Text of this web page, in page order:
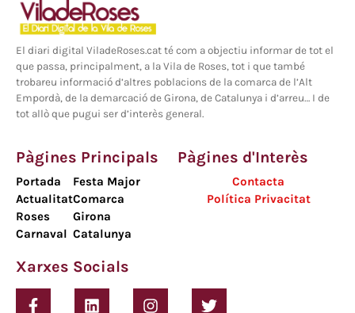
El diari digital ViladeRoses.cat té com a objectiu informar de tot el
que passa, principalment, a la Vila de Roses, tot i que també
trobareu informació d’altres poblacions de la comarca de l’Alt
Empordà, de la demarcació de Girona, de Catalunya i d’arreu… I de
tot allò que pugui ser d’interès general.
Pàgines Principals
Portada
Actualitat
Roses
Carnaval
Festa Major
Comarca
Girona
Catalunya
Pàgines d'Interès
Contacta
Política Privacitat
Xarxes Socials